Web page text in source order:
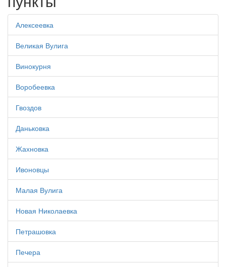
Алексеевка
Великая Вулига
Винокурня
Воробеевка
Гвоздов
Даньковка
Жахновка
Ивоновцы
Малая Вулига
Новая Николаевка
Петрашовка
Печера